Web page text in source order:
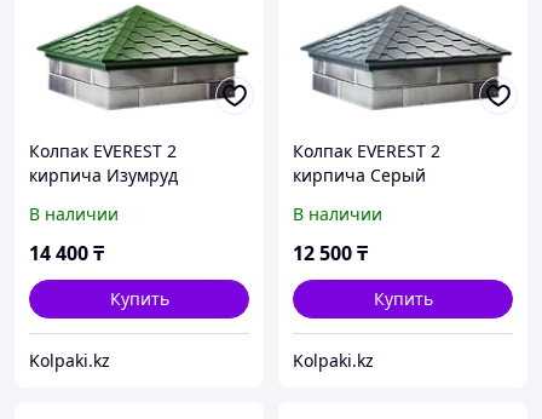
Колпак EVEREST 2
кирпича Изумруд
В наличии
14 400₸
Купить
Kolpaki.kz
Колпак EVEREST 2
кирпича Серый
В наличии
12 500₸
Купить
Kolpaki.kz